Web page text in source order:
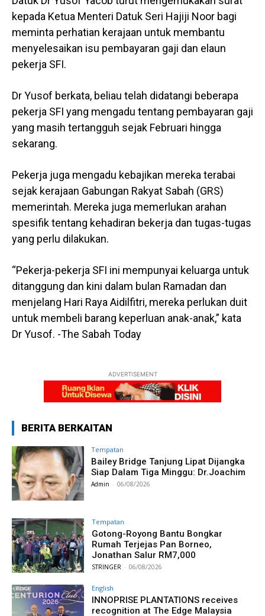
kepada Ketua Menteri Datuk Seri Hajiji Noor bagi
meminta perhatian kerajaan untuk membantu
menyelesaikan isu pembayaran gaji dan elaun
pekerja SFI.
Dr Yusof berkata, beliau telah didatangi beberapa
pekerja SFI yang mengadu tentang pembayaran gaji
yang masih tertangguh sejak Februari hingga
sekarang.
Pekerja juga mengadu kebajikan mereka terabai
sejak kerajaan Gabungan Rakyat Sabah (GRS)
memerintah. Mereka juga memerlukan arahan
spesifik tentang kehadiran bekerja dan tugas-tugas
yang perlu dilakukan.
“Pekerja-pekerja SFI ini mempunyai keluarga untuk
ditanggung dan kini dalam bulan Ramadan dan
menjelang Hari Raya Aidilfitri, mereka perlukan duit
untuk membeli barang keperluan anak-anak,” kata
Dr Yusof. -The Sabah Today
ADVERTISEMENT
BERITA BERKAITAN
Tempatan
Bailey Bridge Tanjung Lipat Dijangka
Siap Dalam Tiga Minggu: Dr.Joachim
Admin - 06/08/2026
Tempatan
Gotong-Royong Bantu Bongkar
Rumah Terjejas Pan Borneo,
Jonathan Salur RM7,000
STRINGER - 06/08/2026
English
INNOPRISE PLANTATIONS receives
recognition at The Edge Malaysia